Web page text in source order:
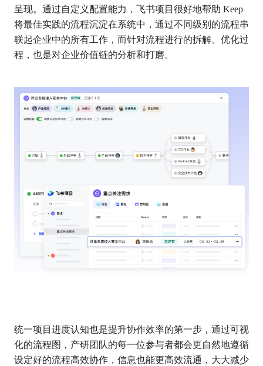
呈现。通过自定义配置能力，飞书项目很好地帮助 Keep
将最佳实践的流程沉淀在系统中，通过不同级别的流程串
联起企业中的所有工作，而针对流程进行的拆解、优化过
程，也是对企业价值链的分析和打磨。
统一项目进度认知也是提升协作效率的第一步，通过可视
化的流程图，产研团队的每一位参与者都会更自然地遵循
设定好的流程高效协作，信息也能更高效流通，大大减少